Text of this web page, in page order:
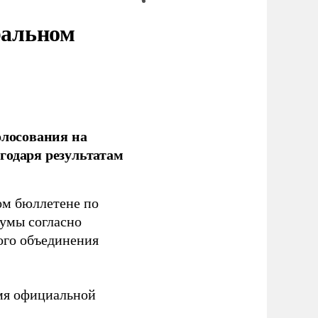
на
результатам
бюллетене по
согласно
объединения
официальной